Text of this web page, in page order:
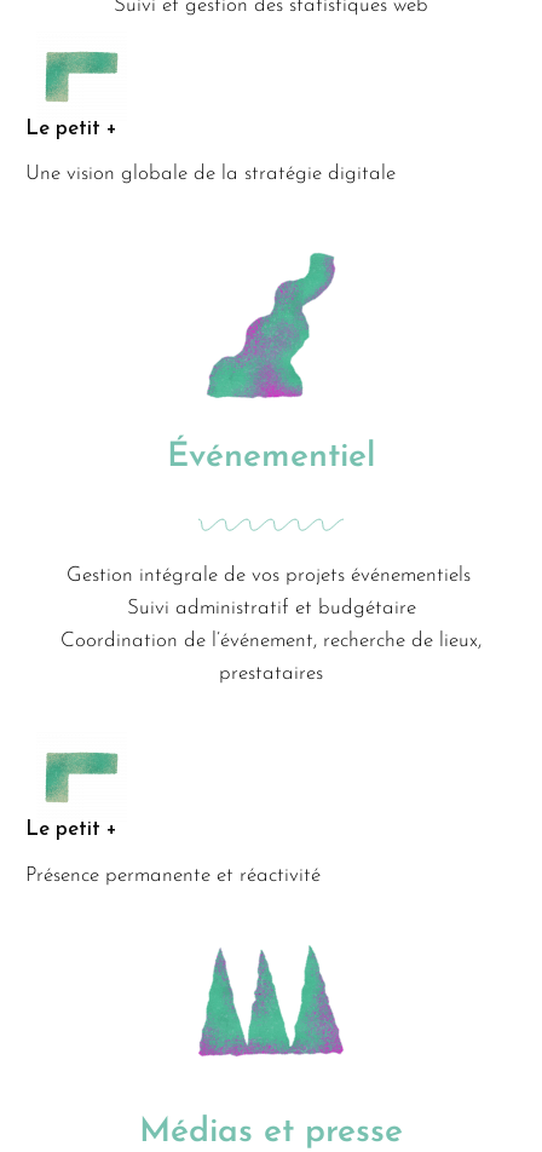
Suivi et gestion des statistiques web
Le petit +
Une vision globale de la stratégie digitale
Événementiel
Gestion intégrale de vos projets événementiels
Suivi administratif et budgétaire
Coordination de l’événement, recherche de lieux,
prestataires
Le petit +
Présence permanente et réactivité
Médias et presse